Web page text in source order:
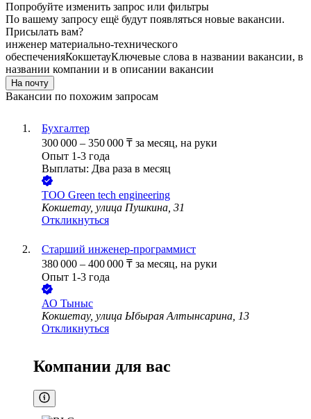
Попробуйте изменить запрос или фильтры
По вашему запросу ещё будут появляться новые вакансии.
Присылать вам?
инженер материально-технического
обеспеченияКокшетауКлючевые слова в названии вакансии, в
названии компании и в описании вакансии
На почту
Вакансии по похожим запросам
Бухгалтер
300 000 – 350 000 ₸ за месяц, на руки
Опыт 1-3 года
Выплаты: Два раза в месяц
ТОО Green tech engineering
Кокшетау, улица Пушкина, 31
Откликнуться
Старший инженер-программист
380 000 – 400 000 ₸ за месяц, на руки
Опыт 1-3 года
АО Тыныс
Кокшетау, улица Ыбырая Алтынсарина, 13
Откликнуться
Компании для вас